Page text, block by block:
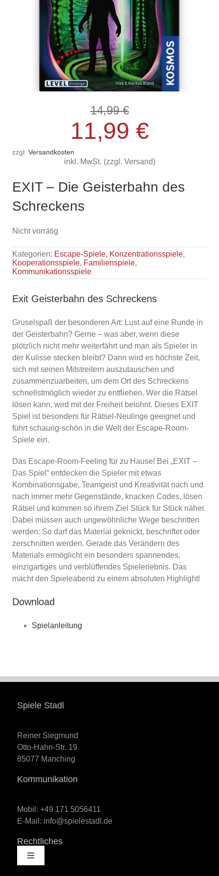
14,99€
Preis
war:
14,99 €
11,99 €
Aktueller
Preis
ist:
11,99 €.
zzgl. Versandkosten
inkl. MwSt. (zzgl. Versand)
EXIT – Die Geisterbahn des
Schreckens
Nicht vorrätig
Kategorien: Escape-Spiele, Konzentrationsspiele,
Kooperationsspiele, Familienspiele,
Kommunikationsspiele
Exit Geisterbahn des Schreckens
Gruselspaß der besonderen Art: Lust auf eine Runde in
der Geisterbahn? Gerne – was aber, wenn diese
plötzlich nicht mehr weiterfährt und man als Spieler in
der Kulisse stecken bleibt? Dann wird es höchste Zeit,
sich mit seinen Mitstreitern auszutauschen und
zusammenzuarbeiten, um dem Ort des Schreckens
schnellstmöglich wieder zu entfliehen. Wer die Rätsel
lösen kann, wird mit der Freiheit belohnt. Dieses EXIT
Spiel ist besonders für Rätsel-Neulinge geeignet und
führt schaurig-schön in die Welt der Escape-Room-
Spiele ein.
Das Escape-Room-Feeling für zu Hause! Bei „EXIT –
Das Spiel“ entdecken die Spieler mit etwas
Kombinationsgabe, Teamgeist und Kreativität nach und
nach immer mehr Gegenstände, knacken Codes, lösen
Rätsel und kommen so ihrem Ziel Stück für Stück näher.
Dabei müssen auch ungewöhnliche Wege beschritten
werden: So darf das Material geknickt, beschriftet oder
zerschnitten werden. Gerade das Verändern des
Materials ermöglicht ein besonders spannendes,
einzigartiges und verblüffendes Spielerlebnis. Das
macht den Spieleabend zu einem absoluten Highlight!
Download
Spielanleitung
Spiele Stadl
Reiner Siegmund
Otto-Hahn-Str. 19
85077 Manching
Kommunikation
Mobil: +49 171 5056411
E-Mail: info@spielestadl.de
Rechtliches
Toggle
Navigation